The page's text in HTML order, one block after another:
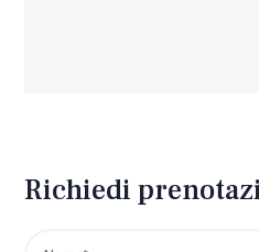
Richiedi